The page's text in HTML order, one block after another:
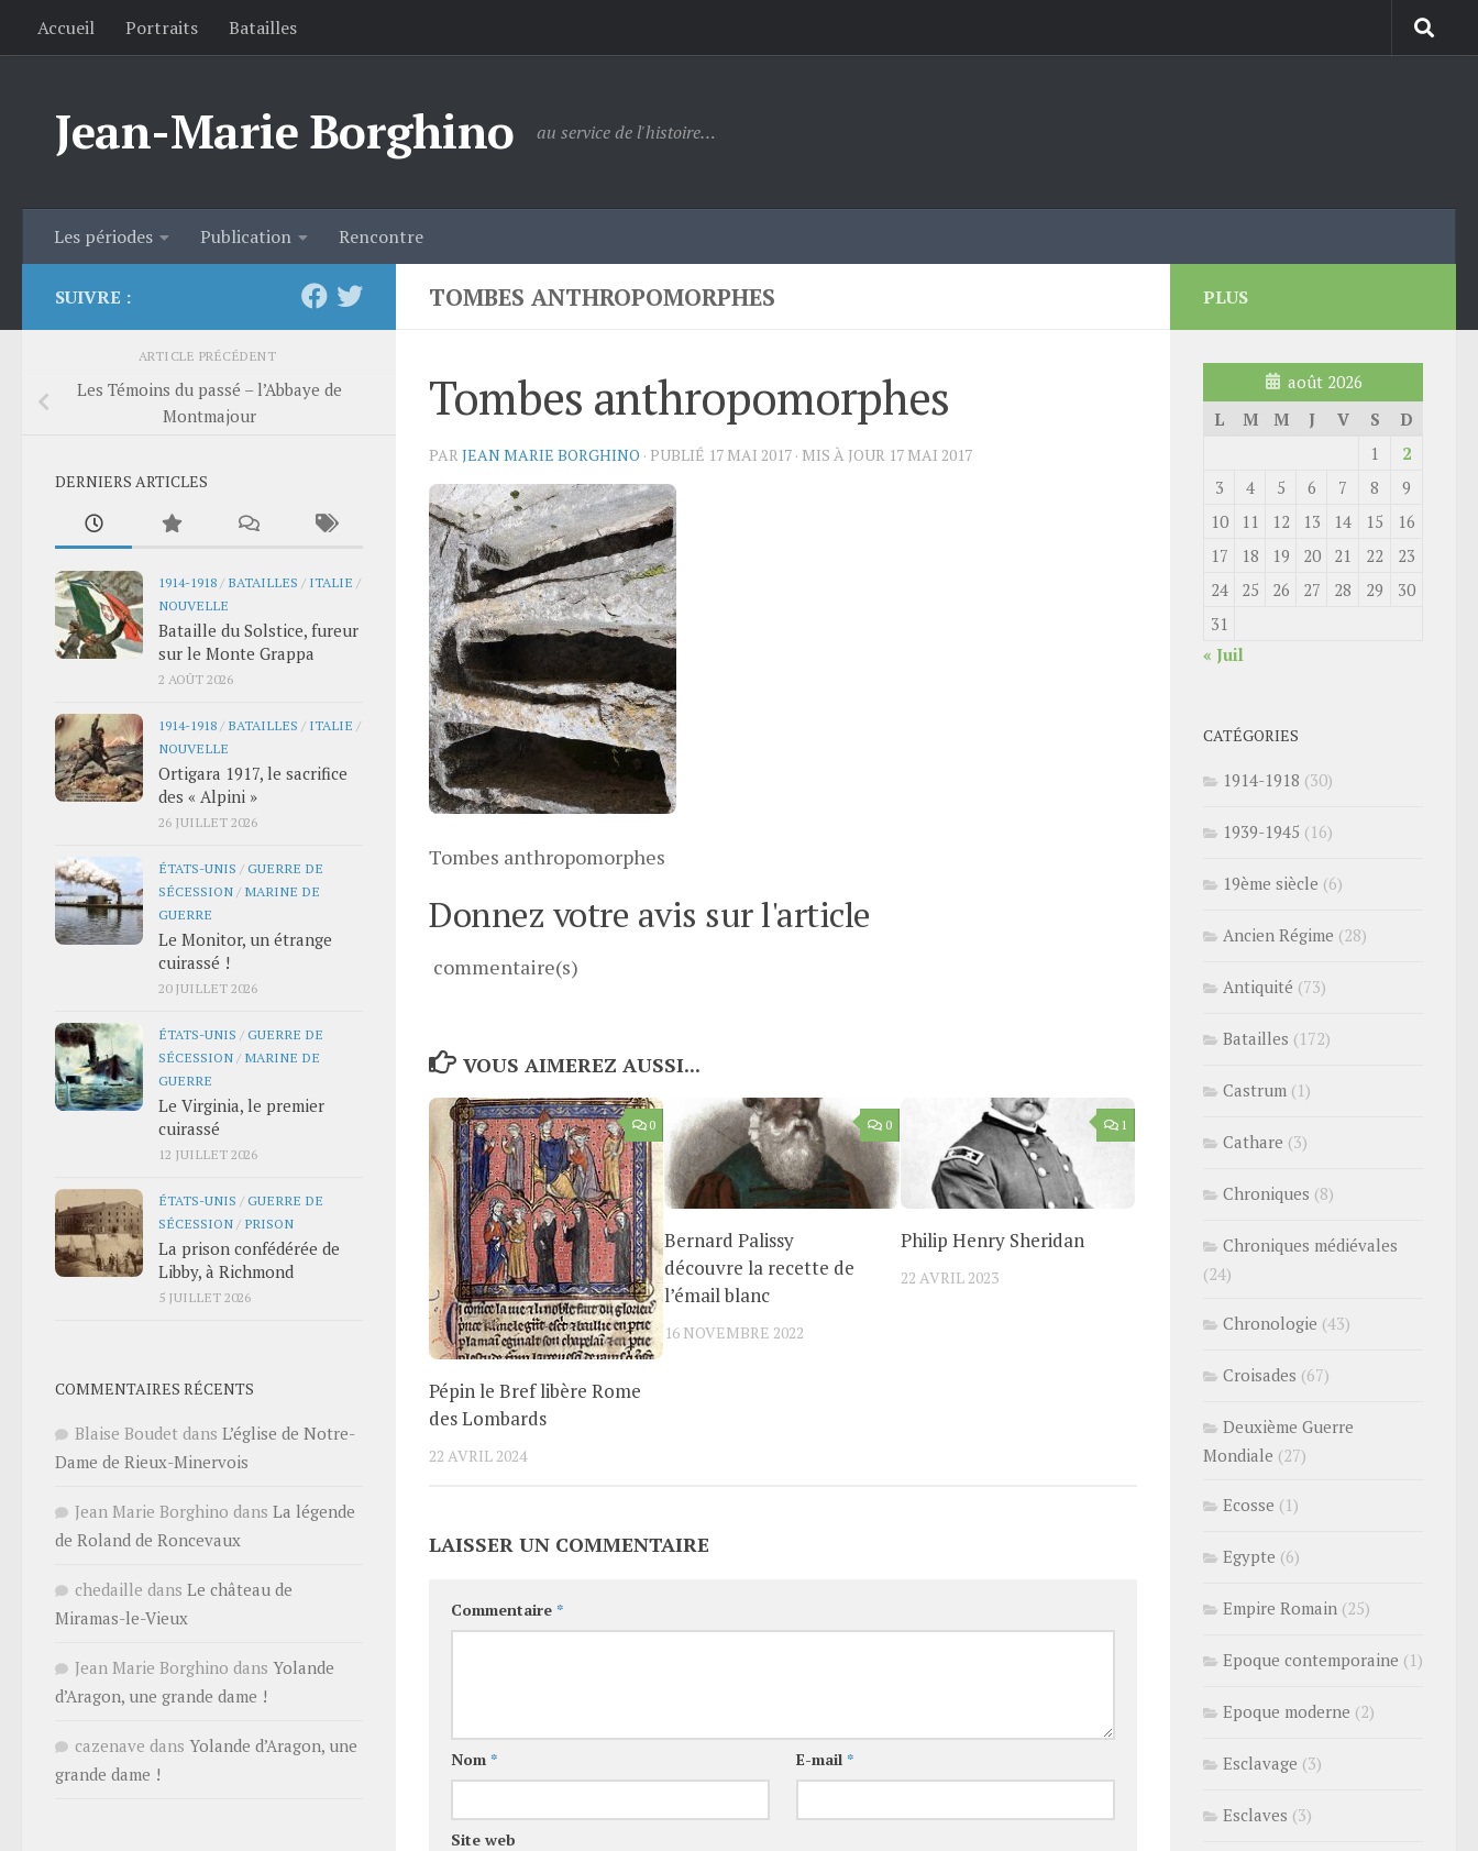
Skip to content
Accueil Portraits Batailles
Jean-Marie Borghino au service de l'histoire…
Les périodes Publication Rencontre
TOMBES ANTHROPOMORPHES
Tombes anthropomorphes
PAR JEAN MARIE BORGHINO · PUBLIÉ 17 MAI 2017 · MIS À JOUR 17 MAI 2017
Tombes anthropomorphes
Donnez votre avis sur l'article
commentaire(s)
VOUS AIMEREZ AUSSI...
0
Pépin le Bref libère Rome
des Lombards
22 AVRIL 2024
0
Bernard Palissy
découvre la recette de
l’émail blanc
16 NOVEMBRE 2022
1
Philip Henry Sheridan
22 AVRIL 2023
LAISSER UN COMMENTAIRE
Commentaire *
Nom * E-mail *
Site web
SUIVRE :
ARTICLE PRÉCÉDENT
Les Témoins du passé – l’Abbaye de
Montmajour
DERNIERS ARTICLES
1914-1918 / BATAILLES / ITALIE /
NOUVELLE
Bataille du Solstice, fureur
sur le Monte Grappa
2 AOÛT 2026
1914-1918 / BATAILLES / ITALIE /
NOUVELLE
Ortigara 1917, le sacrifice
des « Alpini »
26 JUILLET 2026
ÉTATS-UNIS /GUERRE DE
SÉCESSION / MARINE DE
GUERRE
Le Monitor, un étrange
cuirassé !
20 JUILLET 2026
ÉTATS-UNIS /GUERRE DE
SÉCESSION / MARINE DE
GUERRE
Le Virginia, le premier
cuirassé
12 JUILLET 2026
ÉTATS-UNIS /GUERRE DE
SÉCESSION / PRISON
La prison confédérée de
Libby, à Richmond
5 JUILLET 2026
COMMENTAIRES RÉCENTS
Blaise Boudet dans L’église de Notre-
Dame de Rieux-Minervois
Jean Marie Borghino dans La légende
de Roland de Roncevaux
chedaille dans Le château de
Miramas-le-Vieux
Jean Marie Borghino dans Yolande
d’Aragon, une grande dame !
cazenave dans Yolande d’Aragon, une
grande dame !
PLUS
août 2026
L
M M J V S
D
1
2
3
4 5 6 7 8
9
10
11 12 13 14 15
16
17
18 19 20 21 22
23
24
25 26 27 28 29
30
31
« Juil
CATÉGORIES
1914-1918 (30)
1939-1945 (16)
19ème siècle (6)
Ancien Régime (28)
Antiquité (73)
Batailles (172)
Castrum (1)
Cathare (3)
Chroniques (8)
Chroniques médiévales
(24)
Chronologie (43)
Croisades (67)
Deuxième Guerre
Mondiale (27)
Ecosse (1)
Egypte (6)
Empire Romain (25)
Epoque contemporaine (1)
Epoque moderne (2)
Esclavage (3)
Esclaves (3)